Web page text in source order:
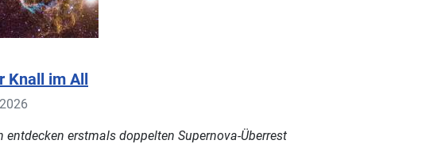
Knall im All
entdecken erstmals doppelten Supernova-Überrest